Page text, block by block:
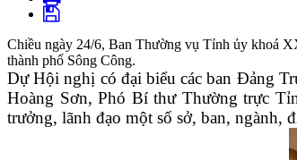
Chiều ngày 24/6, Ban Thường vụ Tỉnh ủy khoá
thành phố Sông Công.
Dự Hội nghị có đại biểu các ban Đảng
Hoàng Sơn, Phó Bí thư Thường trực
trưởng, lãnh đạo một số sở, ban, ngành,